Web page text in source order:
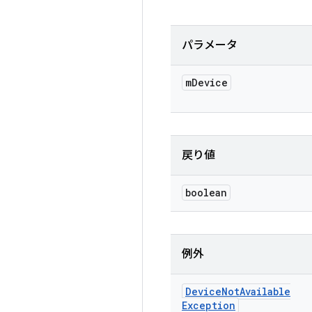
パラメータ
mDevice
戻り値
boolean
例外
DeviceNotAvailable
Exception